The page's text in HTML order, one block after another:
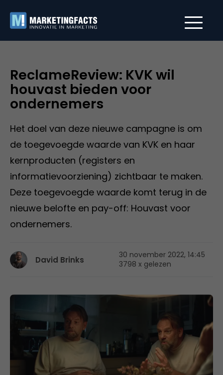
ReclameReview: KVK wil
houvast bieden voor
ondernemers
Het doel van deze nieuwe campagne is om
de toegevoegde waarde van KVK en haar
kernproducten (registers en
informatievoorziening) zichtbaar te maken.
Deze toegevoegde waarde komt terug in de
nieuwe belofte en pay-off: Houvast voor
ondernemers.
David Brinks
30 november 2022, 14:45
3798 x gelezen